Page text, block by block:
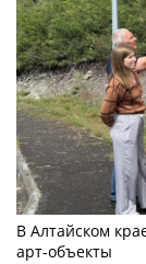
В Алтайском
арт-объекты